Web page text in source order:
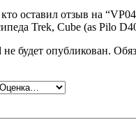
оставил отзыв на
Trek, Cube (as Pilo
будет опубликован.